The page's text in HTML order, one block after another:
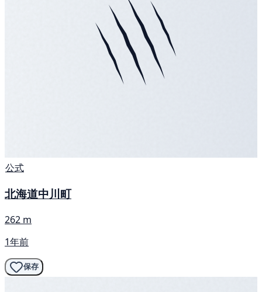
公式
北海道中川町
262 m
1年前
保存